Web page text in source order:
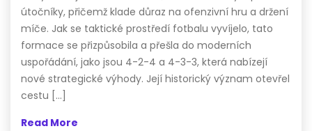
útočníky, přičemž klade důraz na ofenzivní hru a držení
míče. Jak se taktické prostředí fotbalu vyvíjelo, tato
formace se přizpůsobila a přešla do moderních
uspořádání, jako jsou 4-2-4 a 4-3-3, která nabízejí
nové strategické výhody. Její historický význam otevřel
cestu […]
Read More